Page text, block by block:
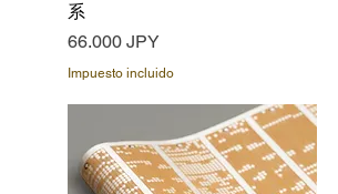
系
Precio
66.000 JPY
Impuesto incluido